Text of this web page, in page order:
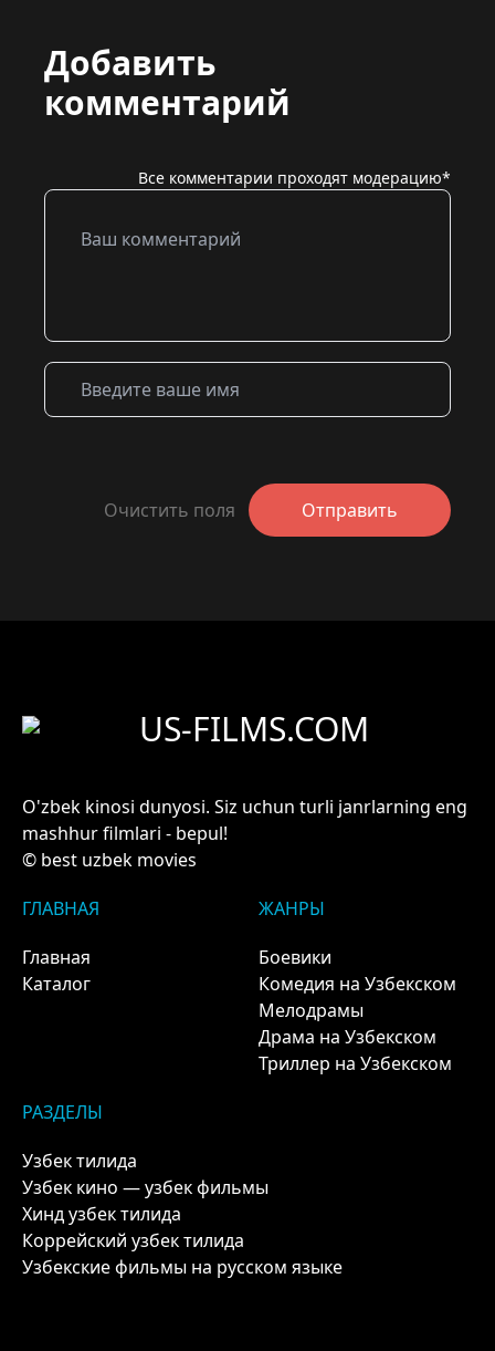
Добавить
комментарий
Все комментарии проходят модерацию*
Очистить поля Отправить
US-FILMS.COM
O'zbek kinosi dunyosi. Siz uchun turli janrlarning eng
mashhur filmlari - bepul!
© best uzbek movies
ГЛАВНАЯ
Главная
Каталог
ЖАНРЫ
Боевики
Комедия на Узбекском
Мелодрамы
Драма на Узбекском
Триллер на Узбекском
РАЗДЕЛЫ
Узбек тилида
Узбек кино — узбек фильмы
Хинд узбек тилида
Коррейский узбек тилида
Узбекские фильмы на русском языке